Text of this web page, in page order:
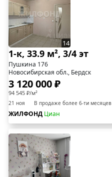
14
1-к, 33.9 м², 3/4 эт
Пушкина 176
Новосибирская обл., Бердск
3 120 000 ₽
94 545 ₽/м²
21 ноя В продаже более 6-ти месяцев
ЖИЛФОНД Циан